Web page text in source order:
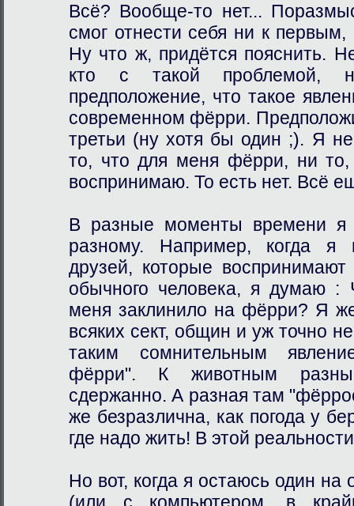
Всё? Вообще-то нет...
смог отнести себя ни к
Ну что ж, придётся пояснить.
кто с такой проблемой,
предположение, что такое
современном фёрри.
третьи (ну хотя бы один ;). Я
то, что для меня фёрри, ни то,
воспринимаю. То есть нет. Всё
В разные моменты времени
разному. Например, когда я
друзей, которые
обычного человека, я думаю :
меня заклинило на фёрри? Я
всяких сект, общин и уж точно
таким сомнительным
фёрри". К животным
сдержанно. А разная там
же безразлична, как погода у
где надо жить! В этой
Но вот, когда я остаюсь один на